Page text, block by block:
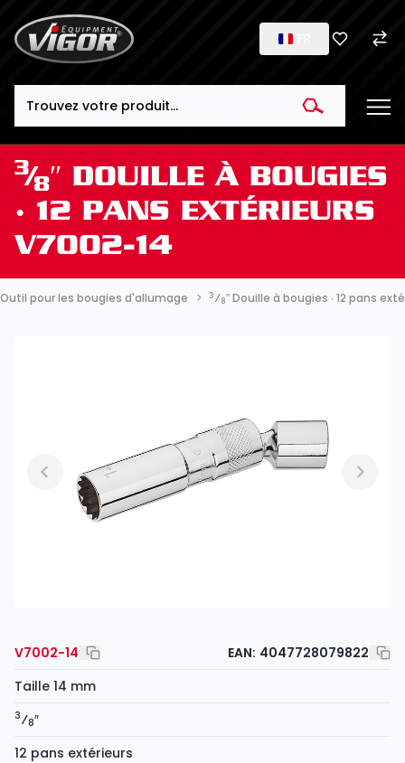
3⁄8″ DOUILLE À BOUGIES
∙ 12 PANS EXTÉRIEURS
V7002-14
Outil pour les bougies d'allumage 3⁄8″ Douille à bougies ∙ 12 pans
V7002-14 EAN: 4047728079822
Taille 14 mm
3⁄8″
12 pans extérieurs